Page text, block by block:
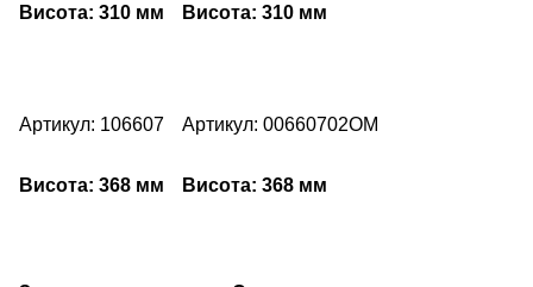
Висота: 310 мм
Артикул: 106607
Висота: 368 мм
Висота: 310 мм
Артикул: 00660702OM
Висота: 368 мм